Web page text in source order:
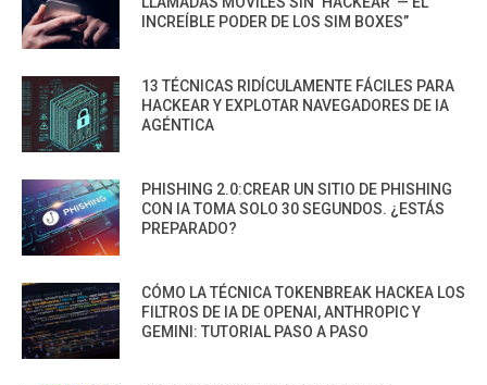
INCREÍBLE PODER DE LOS SIM BOXES”
13 TÉCNICAS RIDÍCULAMENTE FÁCILES PARA
HACKEAR Y EXPLOTAR NAVEGADORES DE IA
AGÉNTICA
PHISHING 2.0:CREAR UN SITIO DE PHISHING
CON IA TOMA SOLO 30 SEGUNDOS. ¿ESTÁS
PREPARADO?
CÓMO LA TÉCNICA TOKENBREAK HACKEA LOS
FILTROS DE IA DE OPENAI, ANTHROPIC Y
GEMINI: TUTORIAL PASO A PASO